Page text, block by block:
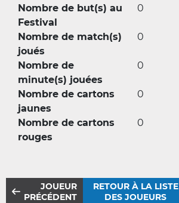
Nombre de but(s) au
Festival
0
Nombre de match(s)
joués
0
Nombre de
minute(s) jouées
0
Nombre de cartons
jaunes
0
Nombre de cartons
rouges
0
JOUEUR
PRÉCÉDENT
RETOUR À LA LISTE
DES JOUEURS